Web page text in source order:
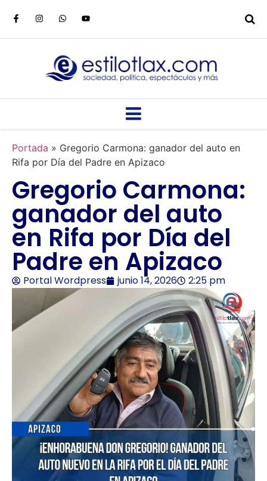
Portada » Gregorio Carmona: ganador del auto en
Rifa por Día del Padre en Apizaco
Gregorio Carmona:
ganador del auto
en Rifa por Día del
Padre en Apizaco
Portal Wordpress junio 14, 2026 2:25 pm